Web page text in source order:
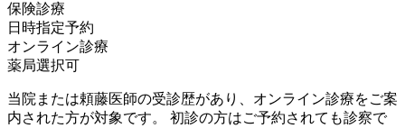
保険診療
日時指定予約
オンライン診療
薬局選択可
当院または頼藤医師の受診歴があり、オンライン診療をご案
内された方が対象です。 初診の方はご予約されても診察で